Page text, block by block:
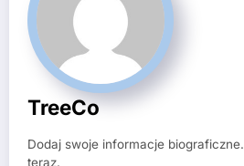
TreeCo
Dodaj swoje informacje biograficzne.
teraz.